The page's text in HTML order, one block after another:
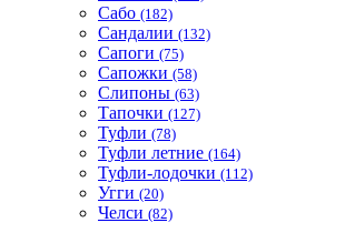
Сабо (182)
Сандалии (132)
Сапоги (75)
Сапожки (58)
Слипоны (63)
Тапочки (127)
Туфли (78)
Туфли летние (164)
Туфли-лодочки (112)
Угги (20)
Челси (82)